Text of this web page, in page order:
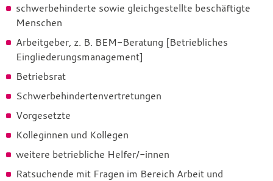
schwerbehinderte sowie gleichgestellte beschäftigte
Menschen
Arbeitgeber, z. B. BEM-Beratung [Betriebliches
Eingliederungsmanagement]
Betriebsrat
Schwerbehindertenvertretungen
Vorgesetzte
Kolleginnen und Kollegen
weitere betriebliche Helfer/-innen
Ratsuchende mit Fragen im Bereich Arbeit und